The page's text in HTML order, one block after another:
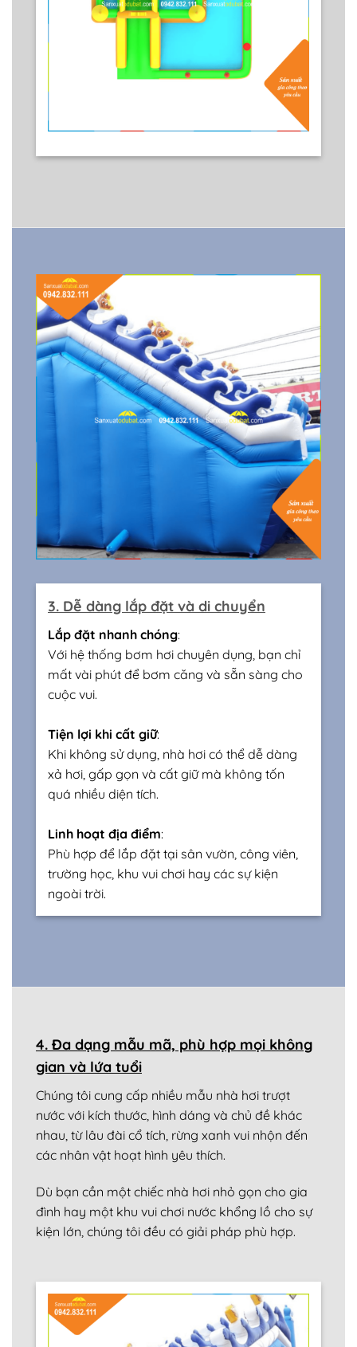
3. Dễ dàng lắp đặt và di chuyển
Lắp đặt nhanh chóng:
Với hệ thống bơm hơi chuyên dụng, bạn chỉ
mất vài phút để bơm căng và sẵn sàng cho
cuộc vui.
Tiện lợi khi cất giữ:
Khi không sử dụng, nhà hơi có thể dễ dàng
xả hơi, gấp gọn và cất giữ mà không tốn
quá nhiều diện tích.
Linh hoạt địa điểm:
Phù hợp để lắp đặt tại sân vườn, công viên,
trường học, khu vui chơi hay các sự kiện
ngoài trời.
4. Đa dạng mẫu mã, phù hợp mọi không
gian và lứa tuổi
Chúng tôi cung cấp nhiều mẫu nhà hơi trượt
nước với kích thước, hình dáng và chủ đề khác
nhau, từ lâu đài cổ tích, rừng xanh vui nhộn đến
các nhân vật hoạt hình yêu thích.
Dù bạn cần một chiếc nhà hơi nhỏ gọn cho gia
đình hay một khu vui chơi nước khổng lồ cho sự
kiện lớn, chúng tôi đều có giải pháp phù hợp.